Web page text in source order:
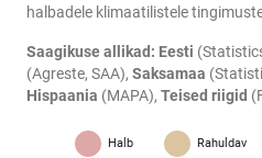
halbadele klimaatilistele
Saagikuse allikad: Eesti
(Agreste, SAA), Saksamaa
Hispaania (MAPA), Teised riigid
Halb Rahuldav